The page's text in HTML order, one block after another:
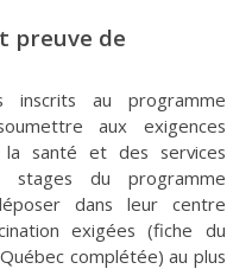
preuve de
inscrits au programme
aux exigences
santé et des services
stages du programme
dans leur centre
exigées (fiche du
complétée) au plus